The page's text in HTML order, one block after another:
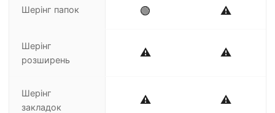
Шерінг папок 🟢 ⚠️
Шерінг
розширень
⚠️ ⚠️
Шерінг
закладок
⚠️ ⚠️